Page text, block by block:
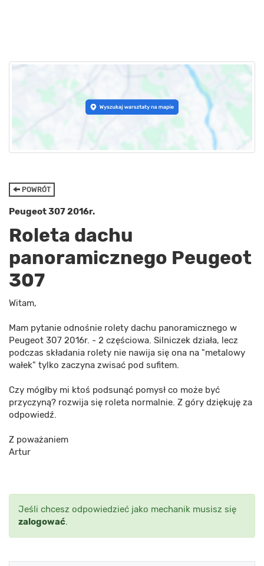
POWRÓT
Peugeot 307 2016r.
Roleta dachu
panoramicznego Peugeot
307
Witam,
Mam pytanie odnośnie rolety dachu panoramicznego w
Peugeot 307 2016r. - 2 częściowa. Silniczek działa, lecz
podczas składania rolety nie nawija się ona na "metalowy
wałek" tylko zaczyna zwisać pod sufitem.
Czy mógłby mi ktoś podsunąć pomysł co może być
przyczyną? rozwija się roleta normalnie. Z góry dziękuję za
odpowiedź.
Z poważaniem
Artur
Jeśli chcesz odpowiedzieć jako mechanik musisz się
zalogować.